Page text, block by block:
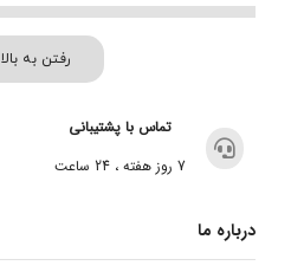
رفتن به بالا
تماس با پشتیبانی
7 روز هفته ، 24 ساعت
درباره ما